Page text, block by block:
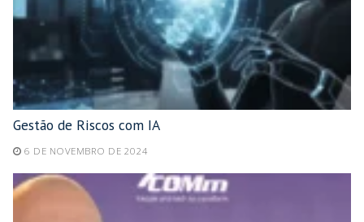
Gestão de Riscos com IA
6 DE NOVEMBRO DE 2024